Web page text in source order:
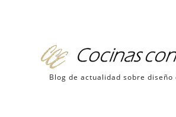
Blog de actualidad sobre diseño